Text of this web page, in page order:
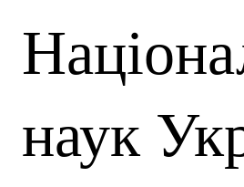
наук